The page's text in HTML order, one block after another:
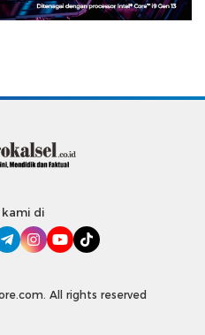
di
All rights reserved